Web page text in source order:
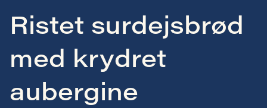
Ristet surdejsbrød
med krydret
aubergine